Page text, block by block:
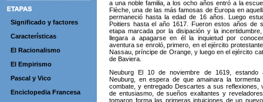
Significado y factores
Características
El Racionalismo
El Empirismo
Pascal y Vico
Enciclopedia Francesa
a una noble familia, a los ocho años entró a la
Flèche, una de las más famosas de Europa en
permaneció hasta la edad de 16 años. Luego
Poitiers hasta el año 1617. Fueron estos años de
etapa marcada por la disipación y la
llegara a apagarse en él la inquietud por
aventura se enroló, primero, en el ejército
Nassau, príncipe de Orange, y luego en el ejército
de Baviera.
Neuburg El 10 de noviembre de 1619, estando
Neuburg, en espera de que amainara la
combate, y entregado Descartes a sus reflexiones,
de entusiasmo, de sueños exaltantes y
tomaron forma las primeras intuiciones de un